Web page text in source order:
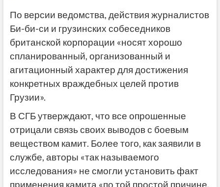
По версии ведомства, действия журналистов
Би-би-си и грузинских собеседников
британской корпорации «носят хорошо
спланированный, организованный и
агитационный характер для достижения
конкретных враждебных целей против
Грузии».
В СГБ утверждают, что все опрошенные
отрицали связь своих выводов с боевым
веществом камит. Более того, как заявили в
службе, авторы «так называемого
исследования» не смогли установить факт
применения камита «по той простой причине,